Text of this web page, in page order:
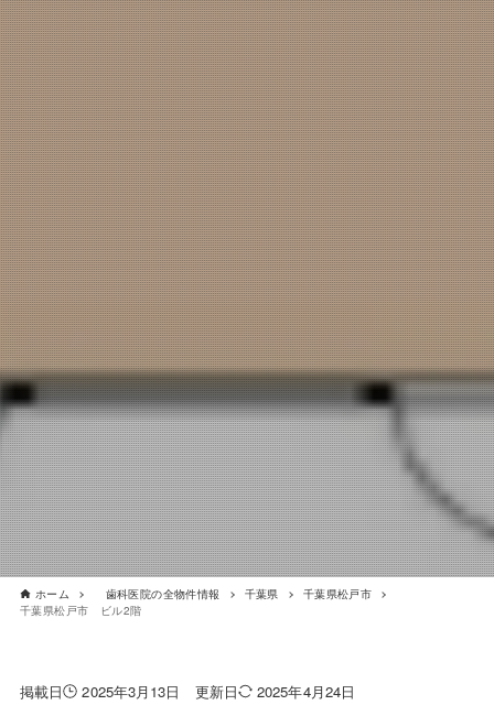
ホーム 歯科医院の全物件情報 千葉県
千葉県松戸市
千葉県松戸市 ビル2階
2025年3月13日 2025年4月24日